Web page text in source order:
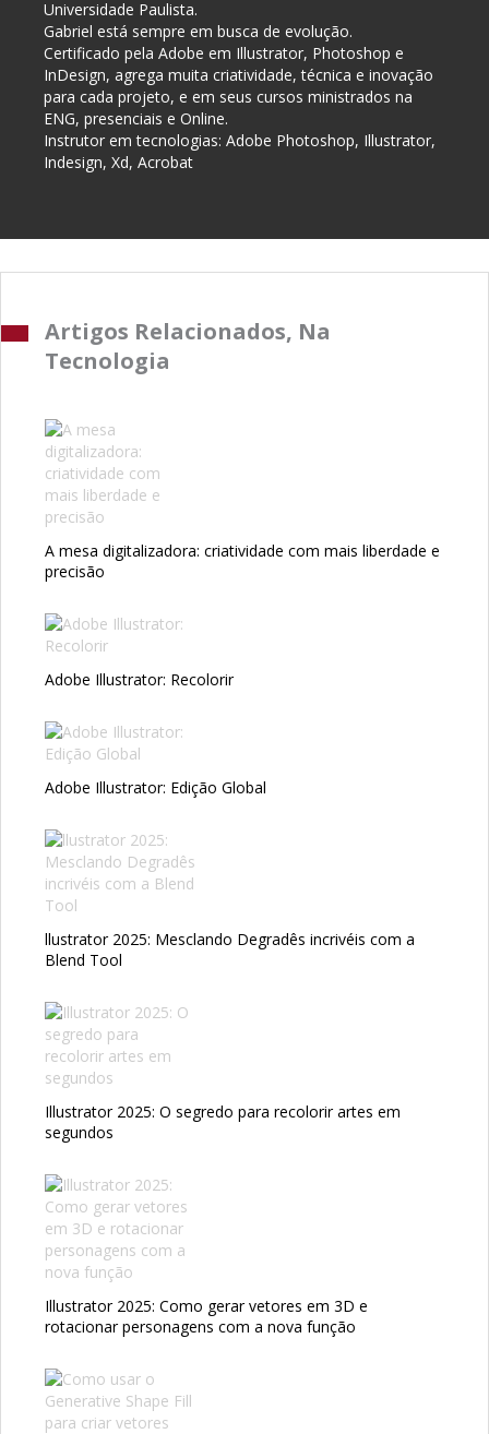
Universidade Paulista.
Gabriel está sempre em busca de evolução.
Certificado pela Adobe em Illustrator, Photoshop e
InDesign, agrega muita criatividade, técnica e inovação
para cada projeto, e em seus cursos ministrados na
ENG, presenciais e Online.
Instrutor em tecnologias: Adobe Photoshop, Illustrator,
Indesign, Xd, Acrobat
Artigos Relacionados, Na
Tecnologia
A mesa digitalizadora: criatividade com mais liberdade e
precisão
Adobe Illustrator: Recolorir
Adobe Illustrator: Edição Global
llustrator 2025: Mesclando Degradês incrivéis com a
Blend Tool
Illustrator 2025: O segredo para recolorir artes em
segundos
Illustrator 2025: Como gerar vetores em 3D e
rotacionar personagens com a nova função